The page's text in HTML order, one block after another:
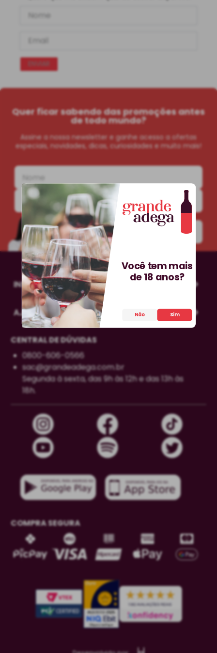
Quer ficar sabendo das promoções antes
de todo mundo?
Assine a nossa newsletter e ganhe acesso a ofertas
especiais, novidades, dicas, curiosidades e muito mais!
INSCREVA-SE!
INSTITUCIONAL
AJUDA
CENTRAL DE DÚVIDAS
0800-606-0566
sac@grandeadega.com.br
Segunda à sexta, das 9h às 12h e das 13h às
18h.
COMPRA SEGURA
Você tem mais
de 18 anos?
Não Sim